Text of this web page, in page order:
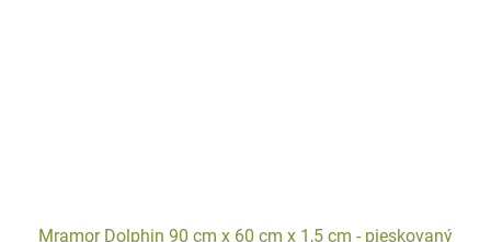
Mramor Dolphin 90 cm x 60 cm x 1,5 cm - pieskovaný